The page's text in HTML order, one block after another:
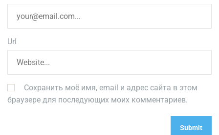
Url
Сохранить моё имя, email и адрес сайта в этом
браузере для последующих моих комментариев.